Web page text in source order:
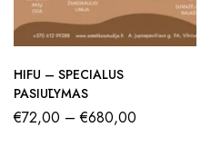
HIFU – SPECIALUS
PASIŪLYMAS
€72,00 – €680,00